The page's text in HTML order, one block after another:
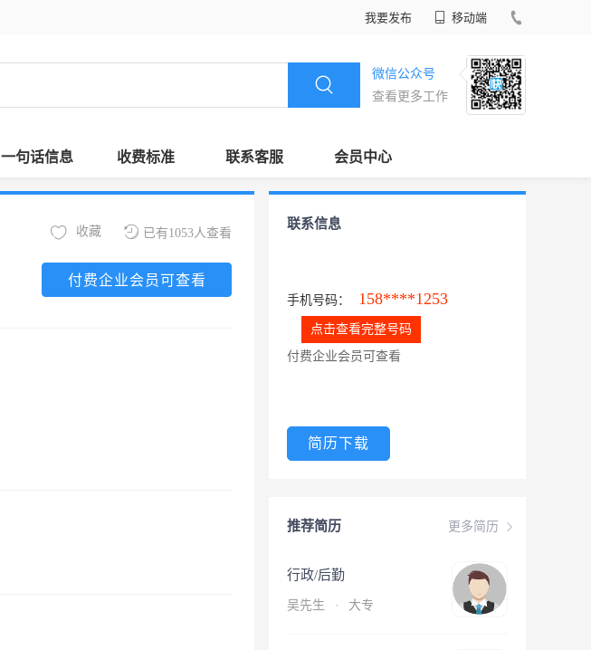
我要发布 移动端
微信公众号
查看更多工作
一句话信息 收费标准 联系客服 会员中心
已有1053人查看
收藏
付费企业会员可查看
联系信息
手机号码： 158****1253
点击查看完整号码
付费企业会员可查看
简历下载
更多简历
推荐简历
行政/后勤
吴先生 · 大专